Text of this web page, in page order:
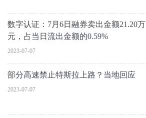
数字认证：7月6日融券卖出金额21.20万
元，占当日流出金额的0.59%
2023-07-07
部分高速禁止特斯拉上路？当地回应
2023-07-07